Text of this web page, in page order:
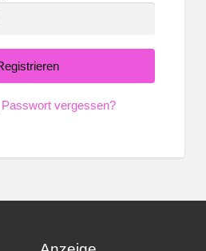
Passwort vergessen?